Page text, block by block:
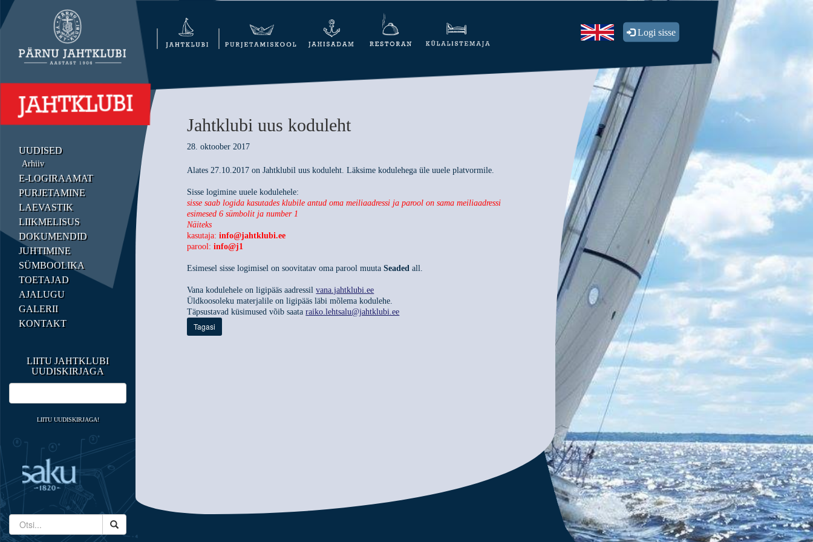
UUDISED
Arhiiv
E-LOGIRAAMAT
PURJETAMINE
LAEVASTIK
LIIKMELISUS
DOKUMENDID
JUHTIMINE
SÜMBOOLIKA
TOETAJAD
AJALUGU
GALERII
KONTAKT
LIITU JAHTKLUBI
UUDISKIRJAGA
LIITU UUDISKIRJAGA!
Logi sisse
Jahtklubi uus koduleht
28. oktoober 2017
Alates 27.10.2017 on Jahtklubil uus koduleht. Läksime kodulehega üle uuele platvormile.
Sisse logimine uuele kodulehele:
sisse saab logida kasutades klubile antud oma meiliaadressi ja parool on sama meiliaadressi
esimesed 6 sümbolit ja number 1
Näiteks
kasutaja:info@jahtklubi.ee
parool:info@j1
Esimesel sisse logimisel on soovitatav oma parool muutaSeaded all.
Vana kodulehele on ligipääs aadressilvana.jahtklubi.ee
Üldkoosoleku materjalile on ligipääs läbi mõlema kodulehe.
Täpsustavad küsimused võib saataraiko.lehtsalu@jahtklubi.ee
Tagasi